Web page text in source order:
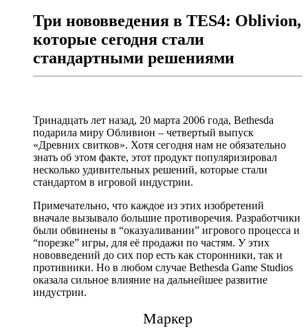
Три нововведения в TES4: Oblivion,
которые сегодня стали
стандартными решениями
Тринадцать лет назад, 20 марта 2006 года, Bethesda
подарила миру Обливион – четвертый выпуск
«Древних свитков». Хотя сегодня нам не обязательно
знать об этом факте, этот продукт популяризировал
несколько удивительных решений, которые стали
стандартом в игровой индустрии.
Примечательно, что каждое из этих изобретений
вначале вызывало большие противоречия. Разработчики
были обвинены в “оказуаливании” игрового процесса и
“порезке” игры, для её продажи по частям. У этих
нововведений до сих пор есть как сторонники, так и
противники. Но в любом случае Bethesda Game Studios
оказала сильное влияние на дальнейшее развитие
индустрии.
Маркер